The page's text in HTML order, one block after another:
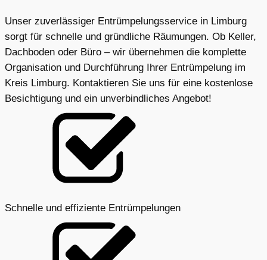
Unser zuverlässiger Entrümpelungsservice in Limburg
sorgt für schnelle und gründliche Räumungen. Ob Keller,
Dachboden oder Büro – wir übernehmen die komplette
Organisation und Durchführung Ihrer Entrümpelung im
Kreis Limburg. Kontaktieren Sie uns für eine kostenlose
Besichtigung und ein unverbindliches Angebot!
Schnelle und effiziente Entrümpelungen